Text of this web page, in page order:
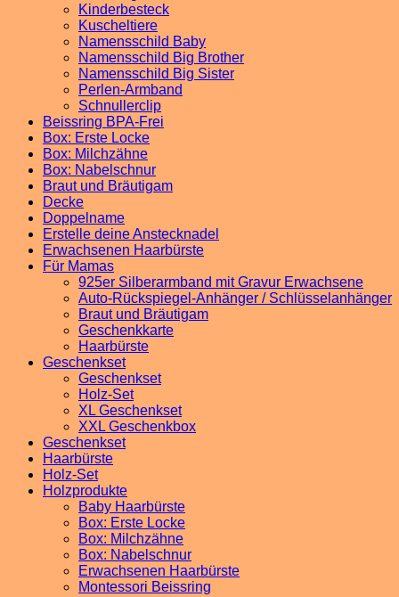
Kinderbesteck
Kuscheltiere
Namensschild Baby
Namensschild Big Brother
Namensschild Big Sister
Perlen-Armband
Schnullerclip
Beissring BPA-Frei
Box: Erste Locke
Box: Milchzähne
Box: Nabelschnur
Braut und Bräutigam
Decke
Doppelname
Erstelle deine Anstecknadel
Erwachsenen Haarbürste
Für Mamas
925er Silberarmband mit Gravur Erwachsene
Auto-Rückspiegel-Anhänger / Schlüsselanhänger
Braut und Bräutigam
Geschenkkarte
Haarbürste
Geschenkset
Geschenkset
Holz-Set
XL Geschenkset
XXL Geschenkbox
Geschenkset
Haarbürste
Holz-Set
Holzprodukte
Baby Haarbürste
Box: Erste Locke
Box: Milchzähne
Box: Nabelschnur
Erwachsenen Haarbürste
Montessori Beissring